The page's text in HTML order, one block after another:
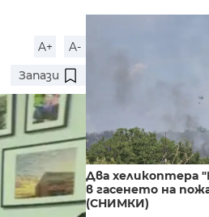
A+
A-
Запази
Два хеликоптера
в гасенето на
(СНИМКИ)